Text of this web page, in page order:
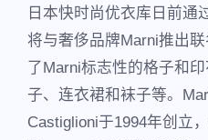
日本快时尚优衣库日前通
将与奢侈品牌Marni推出
了Marni标志性的格子和
子、连衣裙和袜子等。
Castiglioni于1994年创立